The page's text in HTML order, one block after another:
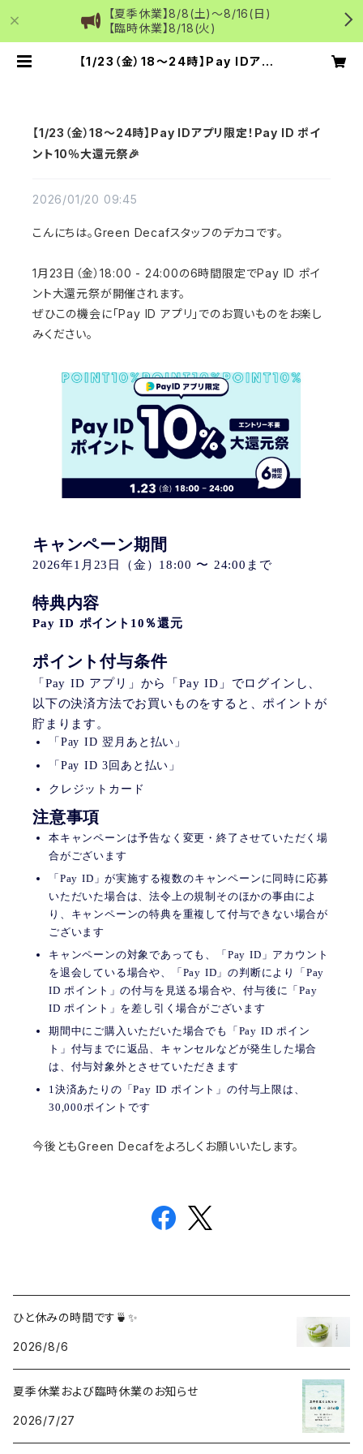
【夏季休業】8/8(土)～8/16(日)
【臨時休業】8/18(火)
【1/23（金）18〜24時】Pay IDアプリ
【1/23（金）18〜24時】Pay IDアプリ限定！Pay ID ポイ
ント10％大還元祭🎉
2026/01/20 09:45
こんにちは。Green Decafスタッフのデカコです。
1月23日（金）18:00 - 24:00の6時間限定でPay ID ポイ
ント大還元祭が開催されます。
ぜひこの機会に「Pay ID アプリ」でのお買いものをお楽し
みください。
キャンペーン期間
2026年1月23日（金）18:00 〜 24:00まで
特典内容
Pay ID ポイント10％還元
ポイント付与条件
「Pay ID アプリ」から「Pay ID」でログインし、
以下の決済方法でお買いものをすると、ポイントが
貯まります。
「Pay ID 翌月あと払い」
「Pay ID 3回あと払い」
クレジットカード
注意事項
本キャンペーンは予告なく変更・終了させていただく場
合がございます
「Pay ID」が実施する複数のキャンペーンに同時に応募
いただいた場合は、法令上の規制そのほかの事由によ
り、キャンペーンの特典を重複して付与できない場合が
ございます
キャンペーンの対象であっても、「Pay ID」アカウント
を退会している場合や、「Pay ID」の判断により「Pay
ID ポイント」の付与を見送る場合や、付与後に「Pay
ID ポイント」を差し引く場合がございます
期間中にご購入いただいた場合でも「Pay ID ポイン
ト」付与までに返品、キャンセルなどが発生した場合
は、付与対象外とさせていただきます
1決済あたりの「Pay ID ポイント」の付与上限は、
30,000ポイントです
今後ともGreen Decafをよろしくお願いいたします。
ひと休みの時間です🍵✨
2026/8/6
夏季休業および臨時休業のお知らせ
2026/7/27